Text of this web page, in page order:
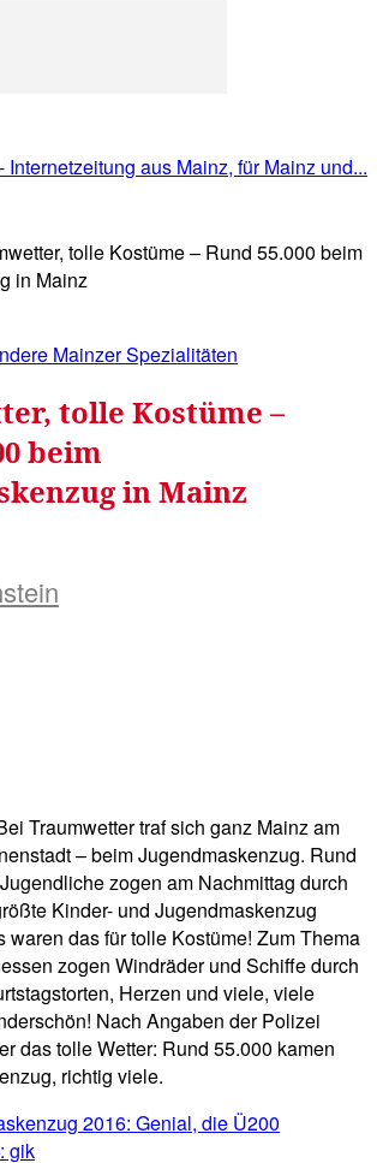
tolle Kostüme – Rund 55.000 beim
in Mainz
Mainzer Spezialitäten
tolle Kostüme –
beim
in Mainz
Traumwetter traf sich ganz Mainz am
– beim Jugendmaskenzug. Rund
zogen am Nachmittag durch
Kinder- und Jugendmaskenzug
waren das für tolle Kostüme! Zum Thema
zogen Windräder und Schiffe durch
Herzen und viele, viele
Nach Angaben der Polizei
das tolle Wetter: Rund 55.000 kamen
richtig viele.